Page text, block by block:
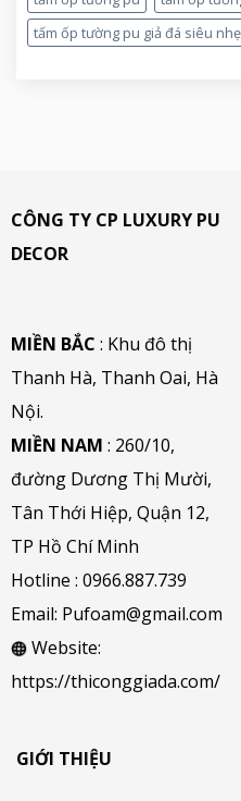
tấm ốp tường pu giả đá siêu nhẹ
CÔNG TY CP LUXURY PU
DECOR
MIỀN BẮC : Khu đô thị
Thanh Hà, Thanh Oai, Hà
Nội.
MIỀN NAM : 260/10,
đường Dương Thị Mười,
Tân Thới Hiệp, Quận 12,
TP Hồ Chí Minh
Hotline : 0966.887.739
Email: Pufoam@gmail.com
Website:
https://thiconggiada.com/
GIỚI THIỆU